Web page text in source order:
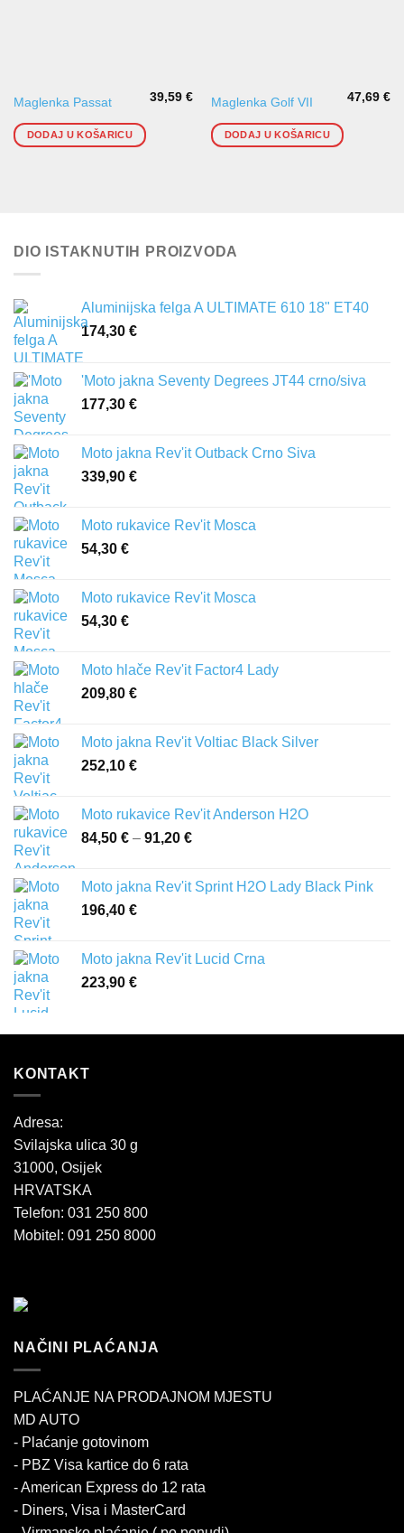
Maglenka Passat 39,59€
DODAJ U KOŠARICU
Maglenka Golf VII 47,69€
DODAJ U KOŠARICU
DIO ISTAKNUTIH PROIZVODA
Aluminijska felga A ULTIMATE 610 18" ET40
174,30 €
'Moto jakna Seventy Degrees JT44 crno/siva
177,30 €
Moto jakna Rev'it Outback Crno Siva
339,90 €
Moto rukavice Rev'it Mosca
54,30 €
Moto rukavice Rev'it Mosca
54,30 €
Moto hlače Rev'it Factor4 Lady
209,80 €
Moto jakna Rev'it Voltiac Black Silver
252,10 €
Moto rukavice Rev'it Anderson H2O
84,50 € – 91,20 €
84,50 €
Moto jakna Rev'it Sprint H2O Lady Black Pink
196,40 €
Moto jakna Rev'it Lucid Crna
223,90 €
KONTAKT
Adresa:
Svilajska ulica 30 g
31000, Osijek
HRVATSKA
Telefon: 031 250 800
Mobitel: 091 250 8000
NAČINI PLAĆANJA
PLAĆANJE NA PRODAJNOM MJESTU
MD AUTO
- Plaćanje gotovinom
- PBZ Visa kartice do 6 rata
- American Express do 12 rata
- Diners, Visa i MasterCard